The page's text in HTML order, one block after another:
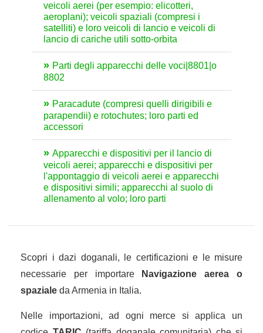
veicoli aerei (per esempio: elicotteri,
aeroplani); veicoli spaziali (compresi i
satelliti) e loro veicoli di lancio e veicoli di
lancio di cariche utili sotto-orbita
Parti degli apparecchi delle voci|8801|o
8802
Paracadute (compresi quelli dirigibili e
parapendii) e rotochutes; loro parti ed
accessori
Apparecchi e dispositivi per il lancio di
veicoli aerei; apparecchi e dispositivi per
l'appontaggio di veicoli aerei e apparecchi
e dispositivi simili; apparecchi al suolo di
allenamento al volo; loro parti
Scopri i dazi doganali, le certificazioni e le misure
necessarie per importare
Navigazione aerea o
spaziale da Armenia in Italia.
Nelle importazioni, ad ogni merce si applica un